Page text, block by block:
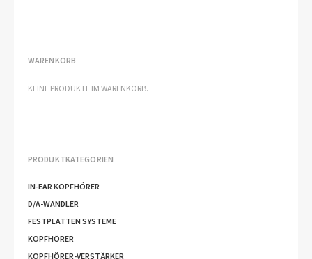
WARENKORB
KEINE PRODUKTE IM WARENKORB.
PRODUKTKATEGORIEN
IN-EAR KOPFHÖRER
D/A-WANDLER
FESTPLATTEN SYSTEME
KOPFHÖRER
KOPFHÖRER-VERSTÄRKER